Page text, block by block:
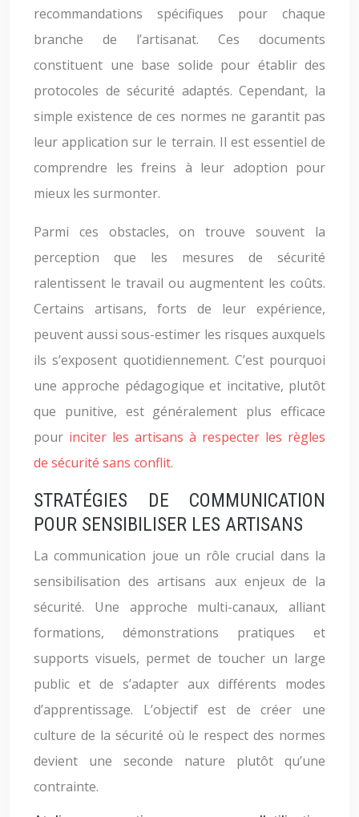
recommandations spécifiques pour chaque
branche de l’artisanat. Ces documents
constituent une base solide pour établir des
protocoles de sécurité adaptés. Cependant, la
simple existence de ces normes ne garantit pas
leur application sur le terrain. Il est essentiel de
comprendre les freins à leur adoption pour
mieux les surmonter.
Parmi ces obstacles, on trouve souvent la
perception que les mesures de sécurité
ralentissent le travail ou augmentent les coûts.
Certains artisans, forts de leur expérience,
peuvent aussi sous-estimer les risques auxquels
ils s’exposent quotidiennement. C’est pourquoi
une approche pédagogique et incitative, plutôt
que punitive, est généralement plus efficace
pour inciter les artisans à respecter les règles
de sécurité sans conflit.
STRATÉGIES DE COMMUNICATION
POUR SENSIBILISER LES ARTISANS
La communication joue un rôle crucial dans la
sensibilisation des artisans aux enjeux de la
sécurité. Une approche multi-canaux, alliant
formations, démonstrations pratiques et
supports visuels, permet de toucher un large
public et de s’adapter aux différents modes
d’apprentissage. L’objectif est de créer une
culture de la sécurité où le respect des normes
devient une seconde nature plutôt qu’une
contrainte.